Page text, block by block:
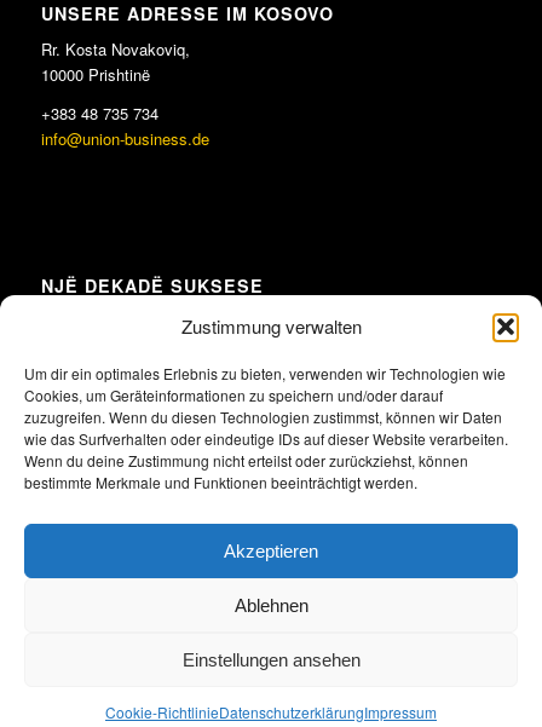
Zustimmung verwalten
Um dir ein optimales Erlebnis zu bieten, verwenden wir Technologien wie
Cookies, um Geräteinformationen zu speichern und/oder darauf
zuzugreifen. Wenn du diesen Technologien zustimmst, können wir Daten
wie das Surfverhalten oder eindeutige IDs auf dieser Website verarbeiten.
Wenn du deine Zustimmung nicht erteilst oder zurückziehst, können
bestimmte Merkmale und Funktionen beeinträchtigt werden.
Akzeptieren
Ablehnen
Einstellungen ansehen
Cookie-RichtlinieDatenschutzerklärungImpressum
UNSERE ADRESSE IM KOSOVO
Rr. Kosta Novakoviq,
10000 Prishtinë
+383 48 735 734
info@union-business.de
NJË DEKADË SUKSESE
Klicke hier, um Marketing-Cookies zu
akzeptieren und diesen Inhalt zu aktivieren
2026 Alle Rechte vorbehalten. Union der albanischen und deutschen
Impressum
Datenschutzerklärung Satzung Archiv